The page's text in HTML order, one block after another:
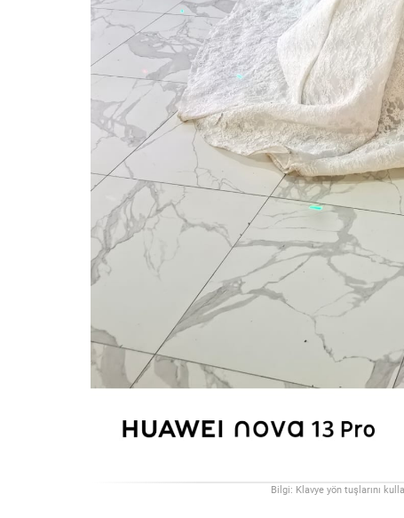
Bilgi: Klavye yön tuşlarını